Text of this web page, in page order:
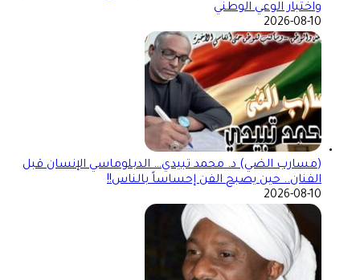
واختبار الوعي الوطني
2026-08-10
(مسارب الضي) د. محمد تبيدي… الدبلوماسي الإنسان قبل
الفنان.. حين يصبح الفن إحساساً بالناس!!
2026-08-10